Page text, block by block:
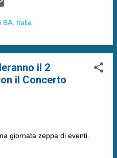
BA, Italia
il 2
il Concerto
giornata zeppa di eventi.